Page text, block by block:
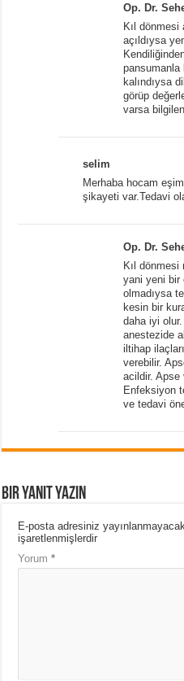
Op. Dr.
Kıl dönmesi
açıldıysa
pansumanla
kalındıysa
görüp
varsa
selim
Merhaba hocam
şikayeti var.Tedavi
Op. Dr.
Kıl
yani yeni bir
olmadıysa
kesin bir
daha iyi
anestezide
iltihap
verebilir.
acildir. Apse
Enfeksiyon
ve tedavi
Bir yanıt yazın
E-posta adresiniz yayınlanmayacak.
işaretlenmişlerdir
Yorum*